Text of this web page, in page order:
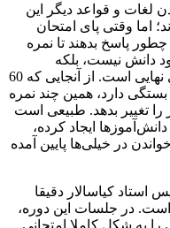
لغات و قواعد دیگر این
اما وقتی پای امتحان
چطور پاسخ بدهند تا نمره
دانش نیست، بلکه
ناآشنایی با مدل تصحیح و نوع سوال‌های نهایی است. از آنجایی که 60
دارد، همین چند نمره‌
را تغییر بدهد. طبیعی است
ایجاد کرده،
در خیلی‌ها پایین آمده
استاد کیاسالار دقیقا
در جلسات این دوره،
را به شکل کاملا امتحانی